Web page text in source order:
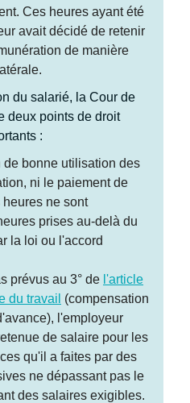
Ces heures ayant été
avait décidé de retenir
de manière
du salarié, la Cour de
deux points de droit
:
de bonne utilisation des
ni le paiement de
ne sont
prises au-delà du
la loi ou l'accord
prévus au 3° de l'article
du travail (compensation
l'employeur
de salaire pour les
qu'il a faites par des
ne dépassant pas le
des salaires exigibles.